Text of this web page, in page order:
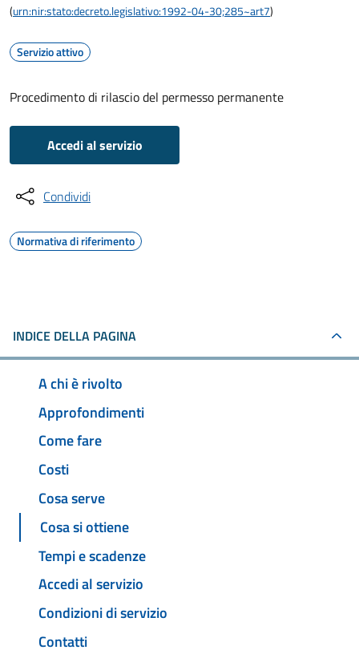
(urn:nir:stato:decreto.legislativo:1992-04-30;285~art7)
Servizio attivo
Procedimento di rilascio del permesso permanente
Accedi al servizio
Condividi
Normativa di riferimento
INDICE DELLA PAGINA
A chi è rivolto
Approfondimenti
Come fare
Costi
Cosa serve
Cosa si ottiene
Tempi e scadenze
Accedi al servizio
Condizioni di servizio
Contatti